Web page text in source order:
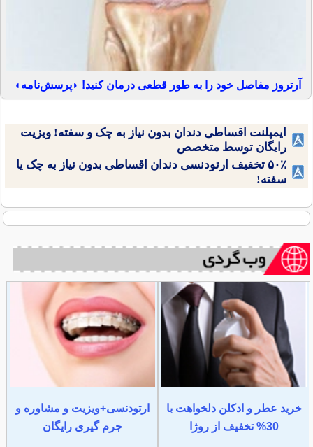
آرتروز مفاصل خود را به طور قطعی درمان کنید! ◗پرسش‌نامه◖
ایمپلنت اقساطی دندان بدون نیاز به چک و سفته! ویزیت
رایگان توسط متخصص
۵۰٪ تخفیف ارتودنسی دندان اقساطی بدون نیاز به چک یا
سفته!
خرید عطر و ادکلن دلخواهت با
30% تخفیف از روژا
ارتودنسی+ویزیت و مشاوره و
جرم گیری رایگان